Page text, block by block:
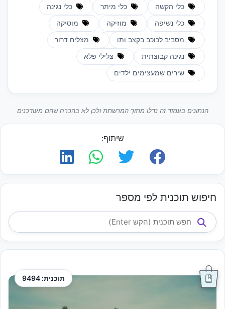
כלי הקשה כלי מיתר כלי נגינה
כלי נשיפה מוזיקה מוסיקה
מסביב לכוכב בקצב ותו מצליח דרור
נגינה קבוצתית צלילי פלא
שירים שמעצימים ילדים
הנתונים בעמוד זה נדלו מתוך המרשתת ולכן לא בהכרח שהם מעודכנים
שיתוף:
חיפוש תוכנית לפי מספר
תוכנית: 9494